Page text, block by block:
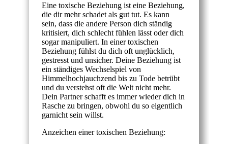
Eine toxische Beziehung ist eine Beziehung,
die dir mehr schadet als gut tut. Es kann
sein, dass die andere Person dich ständig
kritisiert, dich schlecht fühlen lässt oder dich
sogar manipuliert. In einer toxischen
Beziehung fühlst du dich oft unglücklich,
gestresst und unsicher. Deine Beziehung ist
ein ständiges Wechselspiel von
Himmelhochjauchzend bis zu Tode betrübt
und du verstehst oft die Welt nicht mehr.
Dein Partner schafft es immer wieder dich in
Rasche zu bringen, obwohl du so eigentlich
garnicht sein willst.
Anzeichen einer toxischen Beziehung: